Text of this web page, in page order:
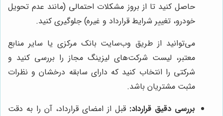
حاصل کنید تا از بروز مشکلات احتمالی (مانند عدم تحویل
خودرو، تغییر شرایط قرارداد و غیره) جلوگیری کنید.
می‌توانید از طریق وب‌سایت بانک مرکزی یا سایر منابع
معتبر، لیست شرکت‌های لیزینگ مجاز را بررسی کنید و
شرکتی را انتخاب کنید که دارای سابقه درخشان و نظرات
مثبت مشتریان باشد.
بررسی دقیق قرارداد: قبل از امضای قرارداد، آن را به دقت